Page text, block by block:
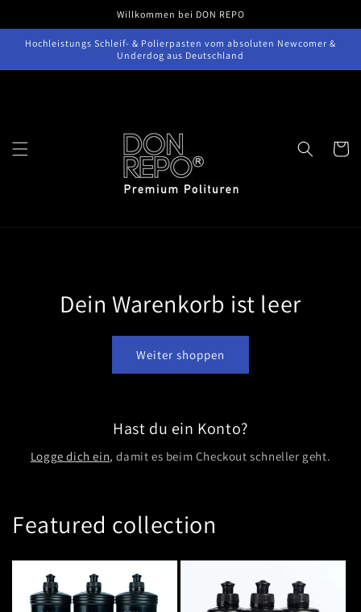
Inhalt
Willkommen bei DON REPO
Hochleistungs Schleif- & Polierpasten vom absoluten Newcomer &
Underdog aus Deutschland
Dein Warenkorb ist leer
Weiter shoppen
Hast du ein Konto?
Logge dich ein, damit es beim Checkout schneller geht.
Featured collection